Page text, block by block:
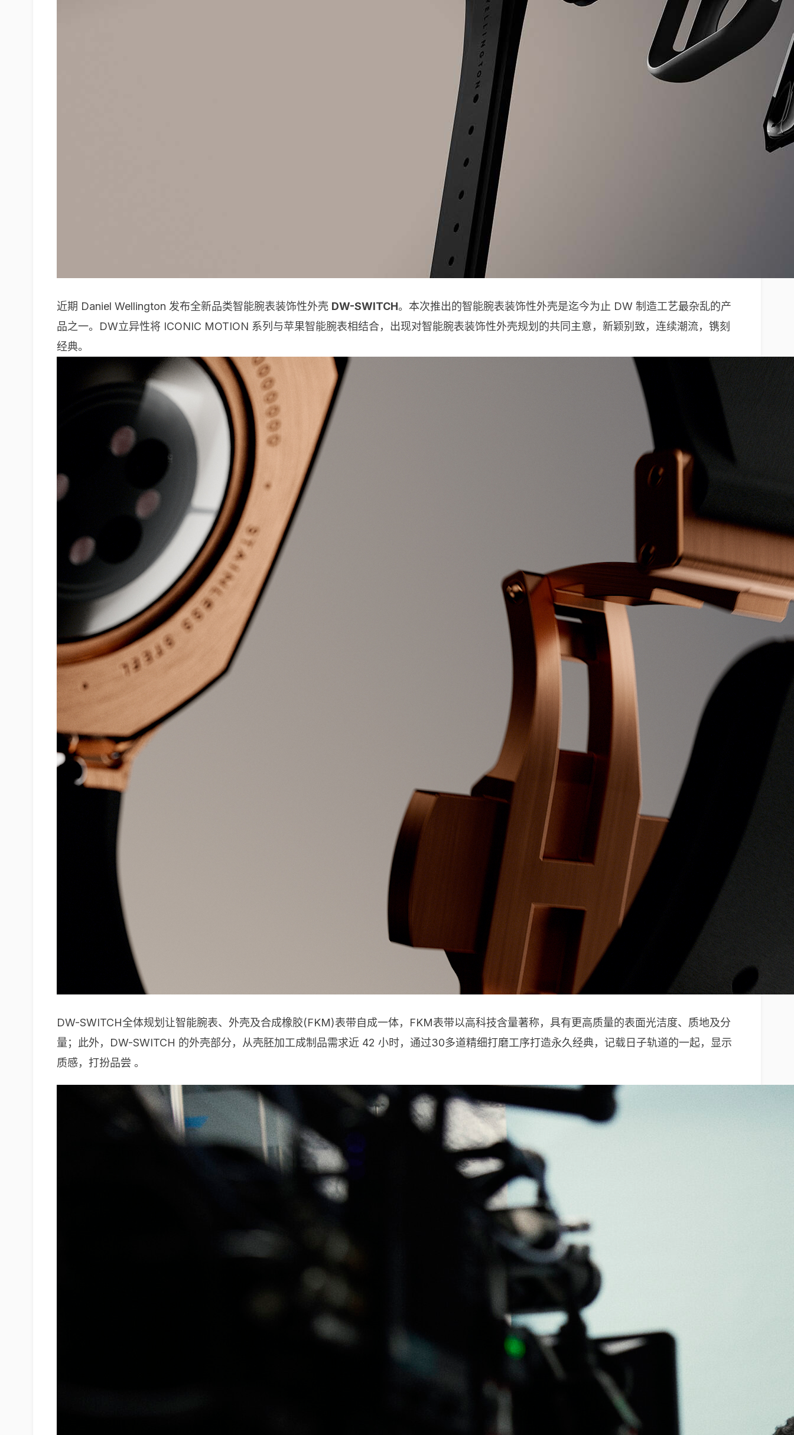
近期 Daniel Wellington 发布全新品类智能腕表装饰性外壳 DW-SWITCH。本次推出的智能腕表装饰性外壳是迄今为止 DW 制造工艺最杂乱的产
品之一。DW立异性将 ICONIC MOTION 系列与苹果智能腕表相结合，出现对智能腕表装饰性外壳规划的共同主意，新颖别致，连续潮流，镌刻
经典。
DW-SWITCH全体规划让智能腕表、外壳及合成橡胶(FKM)表带自成一体，FKM表带以高科技含量著称，具有更高质量的表面光洁度、质地及分
量；此外，DW-SWITCH 的外壳部分，从壳胚加工成制品需求近 42 小时，通过30多道精细打磨工序打造永久经典，记载日子轨道的一起，显示
质感，打扮品尝 。